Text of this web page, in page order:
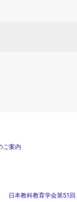
ご案内
日本教科教育学会第51回